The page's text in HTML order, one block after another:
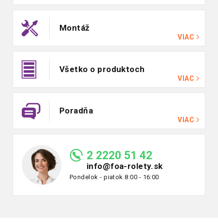
Montáž
VIAC
Všetko o produktoch
VIAC
Poradňa
VIAC
2 2220 51 42
info@foa-rolety.sk
Pondelok - piatok 8:00 - 16:00